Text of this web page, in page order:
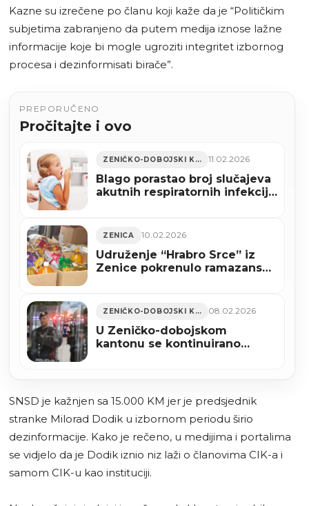
Kazne su izrečene po članu koji kaže da je “Političkim
subjetima zabranjeno da putem medija iznose lažne
informacije koje bi mogle ugroziti integritet izbornog
procesa i dezinformisati birače”.
PREPORUČENO
Pročitajte i ovo
ZENIČKO-DOBOJSKI KANTON 11.02.2026
Blago porastao broj slučajeva
akutnih respiratornih infekcija
ZENICA 10.02.2026
Udruženje “Hrabro Srce” iz
Zenice pokrenulo ramazanski
ZENIČKO-DOBOJSKI KANTON 08.02.2026
U Zeničko-dobojskom
kantonu se kontinuirano
SNSD je kažnjen sa 15.000 KM jer je predsjednik
stranke Milorad Dodik u izbornom periodu širio
dezinformacije. Kako je rečeno, u medijima i portalima
se vidjelo da je Dodik iznio niz laži o članovima CIK-a i
samom CIK-u kao instituciji.